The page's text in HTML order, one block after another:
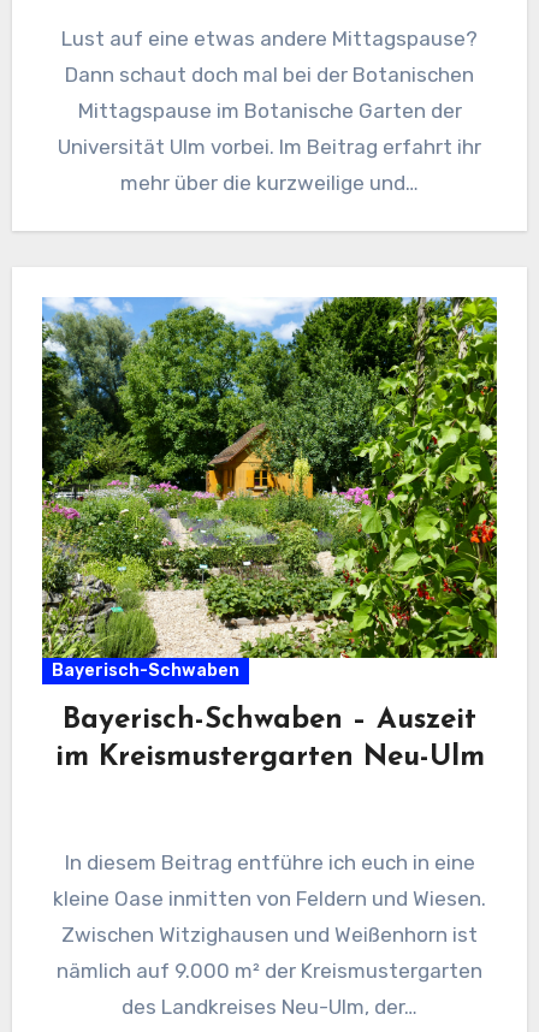
Lust auf eine etwas andere Mittagspause?
Dann schaut doch mal bei der Botanischen
Mittagspause im Botanische Garten der
Universität Ulm vorbei. Im Beitrag erfahrt ihr
mehr über die kurzweilige und…
Bayerisch-Schwaben
Bayerisch-Schwaben – Auszeit
im Kreismustergarten Neu-Ulm
In diesem Beitrag entführe ich euch in eine
kleine Oase inmitten von Feldern und Wiesen.
Zwischen Witzighausen und Weißenhorn ist
nämlich auf 9.000 m² der Kreismustergarten
des Landkreises Neu-Ulm, der…